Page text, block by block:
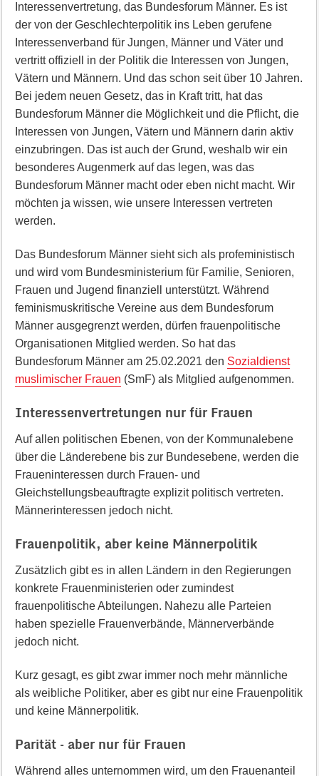
Interessenvertretung, das Bundesforum Männer. Es ist
der von der Geschlechterpolitik ins Leben gerufene
Interessenverband für Jungen, Männer und Väter und
vertritt offiziell in der Politik die Interessen von Jungen,
Vätern und Männern. Und das schon seit über 10 Jahren.
Bei jedem neuen Gesetz, das in Kraft tritt, hat das
Bundesforum Männer die Möglichkeit und die Pflicht, die
Interessen von Jungen, Vätern und Männern darin aktiv
einzubringen. Das ist auch der Grund, weshalb wir ein
besonderes Augenmerk auf das legen, was das
Bundesforum Männer macht oder eben nicht macht. Wir
möchten ja wissen, wie unsere Interessen vertreten
werden.
Das Bundesforum Männer sieht sich als profeministisch
und wird vom Bundesministerium für Familie, Senioren,
Frauen und Jugend finanziell unterstützt. Während
feminismuskritische Vereine aus dem Bundesforum
Männer ausgegrenzt werden, dürfen frauenpolitische
Organisationen Mitglied werden. So hat das
Bundesforum Männer am 25.02.2021 den Sozialdienst
muslimischer Frauen (SmF) als Mitglied aufgenommen.
Interessenvertretungen nur für Frauen
Auf allen politischen Ebenen, von der Kommunalebene
über die Länderebene bis zur Bundesebene, werden die
Fraueninteressen durch Frauen- und
Gleichstellungsbeauftragte explizit politisch vertreten.
Männerinteressen jedoch nicht.
Frauenpolitik, aber keine Männerpolitik
Zusätzlich gibt es in allen Ländern in den Regierungen
konkrete Frauenministerien oder zumindest
frauenpolitische Abteilungen. Nahezu alle Parteien
haben spezielle Frauenverbände, Männerverbände
jedoch nicht.
Kurz gesagt, es gibt zwar immer noch mehr männliche
als weibliche Politiker, aber es gibt nur eine Frauenpolitik
und keine Männerpolitik.
Parität – aber nur für Frauen
Während alles unternommen wird, um den Frauenanteil